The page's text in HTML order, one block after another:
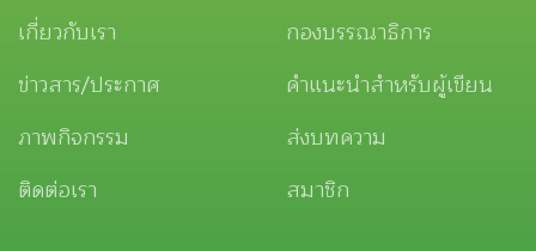
เกี่ยวกับเรา
ข่าวสาร/ประกาศ
ภาพกิจกรรม
ติดต่อเรา
กองบรรณาธิการ
คำแนะนำสำหรับผู้เขียน
ส่งบทความ
สมาชิก